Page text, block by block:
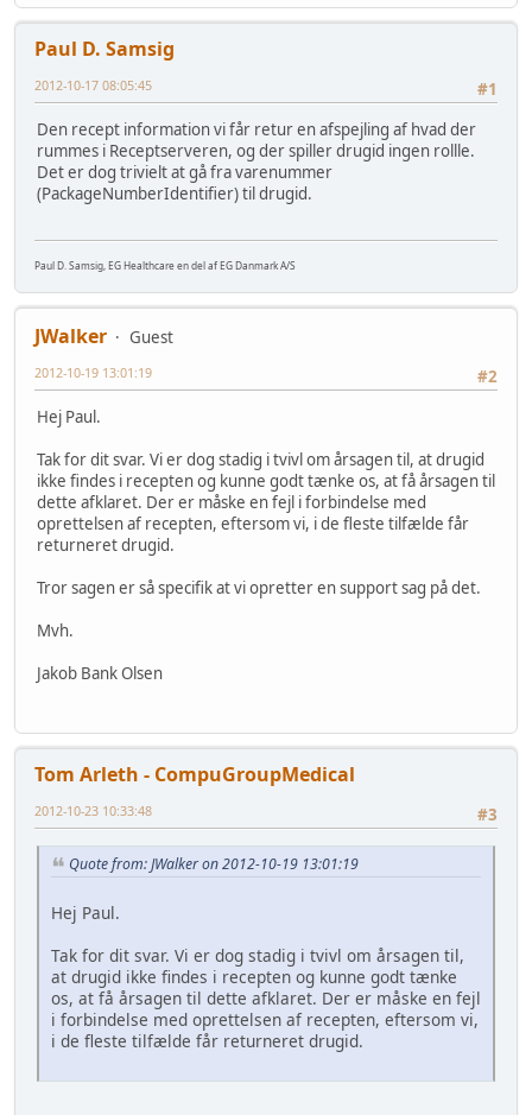
Paul D. Samsig
#1
2012-10-17 08:05:45
Den recept information vi får retur en afspejling af hvad der
rummes i Receptserveren, og der spiller drugid ingen rollle.
Det er dog trivielt at gå fra varenummer
(PackageNumberIdentifier) til drugid.
Paul D. Samsig, EG Healthcare en del af EG Danmark A/S
JWalker
Guest
#2
2012-10-19 13:01:19
Hej Paul.
Tak for dit svar. Vi er dog stadig i tvivl om årsagen til, at drugid
ikke findes i recepten og kunne godt tænke os, at få årsagen til
dette afklaret. Der er måske en fejl i forbindelse med
oprettelsen af recepten, eftersom vi, i de fleste tilfælde får
returneret drugid.
Tror sagen er så specifik at vi opretter en support sag på det.
Mvh.
Jakob Bank Olsen
Tom Arleth - CompuGroupMedical
#3
2012-10-23 10:33:48
Quote from: JWalker on 2012-10-19 13:01:19
Hej Paul.
Tak for dit svar. Vi er dog stadig i tvivl om årsagen til,
at drugid ikke findes i recepten og kunne godt tænke
os, at få årsagen til dette afklaret. Der er måske en fejl
i forbindelse med oprettelsen af recepten, eftersom vi,
i de fleste tilfælde får returneret drugid.